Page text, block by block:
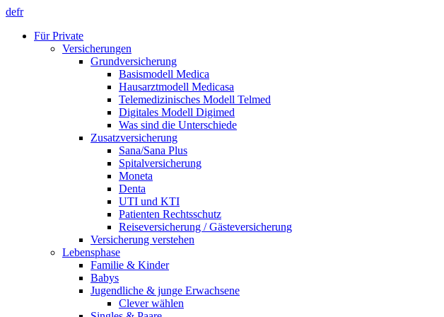
defr
Für Private
Versicherungen
Grundversicherung
Basismodell Medica
Hausarztmodell Medicasa
Telemedizinisches Modell Telmed
Digitales Modell Digimed
Was sind die Unterschiede
Zusatzversicherung
Sana/Sana Plus
Spitalversicherung
Moneta
Denta
UTI und KTI
Patienten Rechtsschutz
Reiseversicherung / Gästeversicherung
Versicherung verstehen
Lebensphase
Familie & Kinder
Babys
Jugendliche & junge Erwachsene
Clever wählen